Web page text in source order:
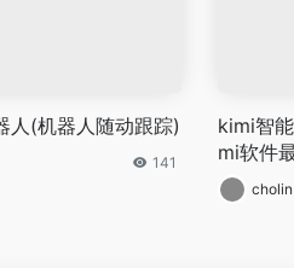
人(机器人随动跟踪)
141
kimi智
mi软件
cholin